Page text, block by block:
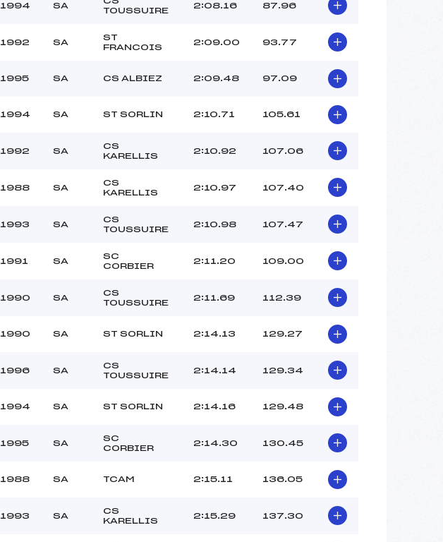
Température départ :
-7
1994 SA
TOUSSUIRE
2:08.16 87.96
1992 SA
ST
FRANCOIS
2:09.00 93.77
1995 SA CS ALBIEZ 2:09.48 97.09
1994 SA ST SORLIN 2:10.71 105.61
1992 SA
CS
KARELLIS
2:10.92 107.06
1988 SA
CS
KARELLIS
2:10.97 107.40
1993 SA
CS
TOUSSUIRE
2:10.98 107.47
1991 SA
SC
CORBIER
2:11.20 109.00
1990 SA
CS
TOUSSUIRE
2:11.69 112.39
1990 SA ST SORLIN 2:14.13 129.27
1996 SA
CS
TOUSSUIRE
2:14.14 129.34
1994 SA ST SORLIN 2:14.16 129.48
1995 SA
SC
CORBIER
2:14.30 130.45
1988 SA TCAM 2:15.11 136.05
1993 SA
CS
KARELLIS
2:15.29 137.30